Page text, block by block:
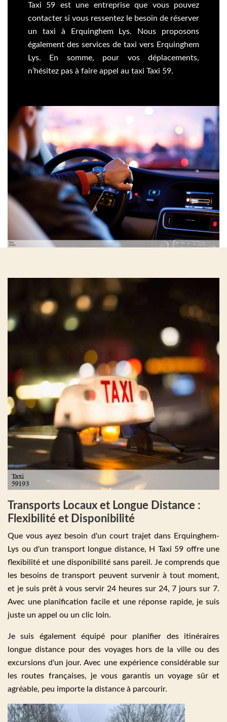
Taxi 59 est une entreprise que vous pouvez
contacter si vous ressentez le besoin de réserver
un taxi à Erquinghem Lys. Nous proposons
également des services de taxi vers Erquinghem
Lys. En somme, pour vos déplacements,
n’hésitez pas à faire appel au taxi Taxi 59.
Transports Locaux et Longue Distance :
Flexibilité et Disponibilité
Que vous ayez besoin d'un court trajet dans Erquinghem-
Lys ou d'un transport longue distance, H Taxi 59 offre une
flexibilité et une disponibilité sans pareil. Je comprends que
les besoins de transport peuvent survenir à tout moment,
et je suis prêt à vous servir 24 heures sur 24, 7 jours sur 7.
Avec une planification facile et une réponse rapide, je suis
juste un appel ou un clic loin.
Je suis également équipé pour planifier des itinéraires
longue distance pour des voyages hors de la ville ou des
excursions d'un jour. Avec une expérience considérable sur
les routes françaises, je vous garantis un voyage sûr et
agréable, peu importe la distance à parcourir.